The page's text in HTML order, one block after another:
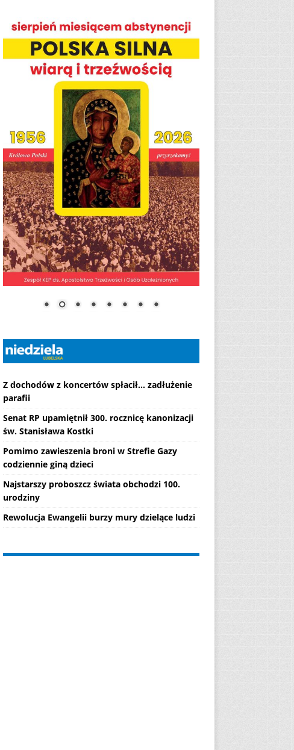
Z dochodów z koncertów spłacił... zadłużenie
parafii
Senat RP upamiętnił 300. rocznicę kanonizacji
św. Stanisława Kostki
Pomimo zawieszenia broni w Strefie Gazy
codziennie giną dzieci
Najstarszy proboszcz świata obchodzi 100.
urodziny
Rewolucja Ewangelii burzy mury dzielące ludzi